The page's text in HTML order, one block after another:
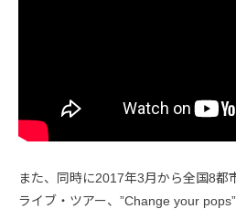
また、同時に2017年3月から全国8都
ライブ・ツアー、”Change your